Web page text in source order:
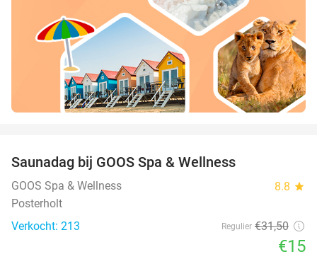
Saunadag bij GOOS Spa & Wellness
GOOS Spa & Wellness 8.8 star
Posterholt
Verkocht: 213
Regulier €31,50
€15